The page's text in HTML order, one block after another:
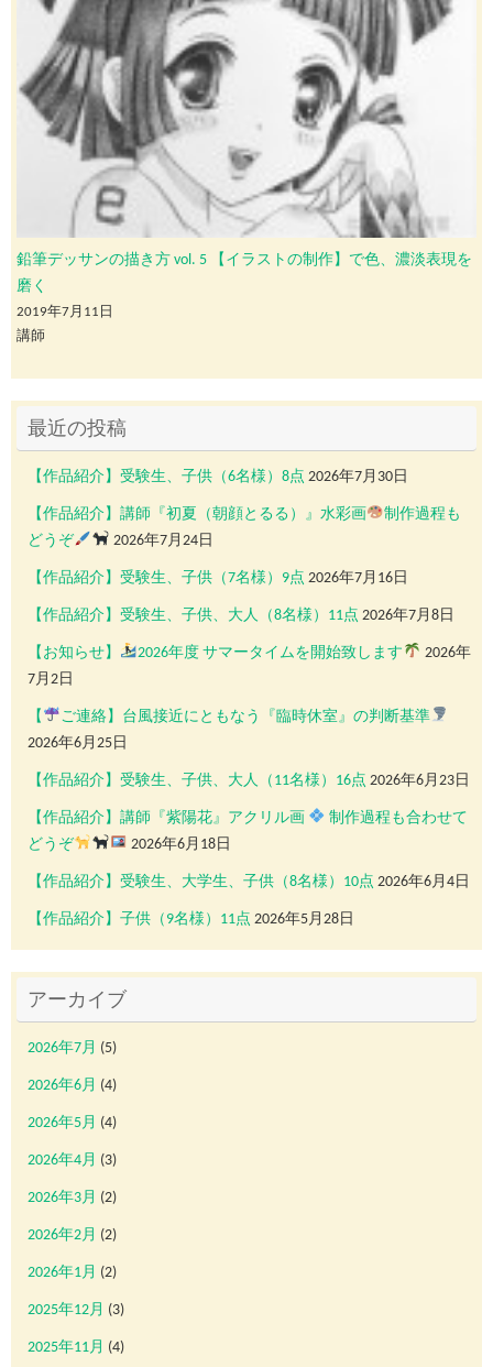
鉛筆デッサンの描き方 vol. 5 【イラストの制作】で色、濃淡表現を
磨く
2019年7月11日
講師
最近の投稿
【作品紹介】受験生、子供（6名様）8点 2026年7月30日
【作品紹介】講師『初夏（朝顔とるる）』水彩画
制作過程も
どうぞ
2026年7月24日
【作品紹介】受験生、子供（7名様）9点 2026年7月16日
【作品紹介】受験生、子供、大人（8名様）11点 2026年7月8日
【お知らせ】 2026年度 サマータイムを開始致します
2026年
7月2日
【
ご連絡】台風接近にともなう『臨時休室』の判断基準
2026年6月25日
【作品紹介】受験生、子供、大人（11名様）16点 2026年6月23日
【作品紹介】講師『紫陽花』アクリル画
制作過程も合わせて
どうぞ
2026年6月18日
【作品紹介】受験生、大学生、子供（8名様）10点 2026年6月4日
【作品紹介】子供（9名様）11点 2026年5月28日
アーカイブ
2026年7月 (5)
2026年6月 (4)
2026年5月 (4)
2026年4月 (3)
2026年3月 (2)
2026年2月 (2)
2026年1月 (2)
2025年12月 (3)
2025年11月 (4)